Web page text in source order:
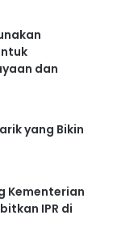
dan
yang Bikin
Kementerian
IPR di